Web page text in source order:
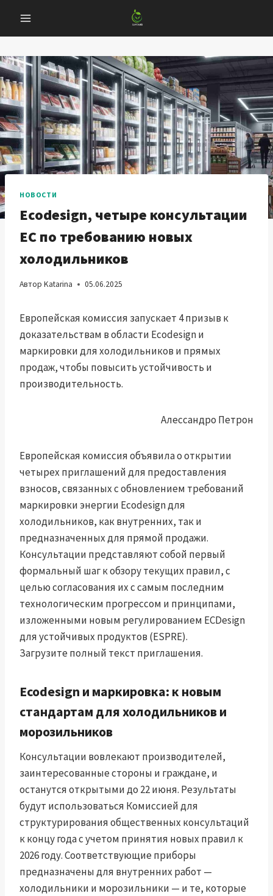
содержанию
НОВОСТИ
Ecodesign, четыре консультации
ЕС по требованию новых
холодильников
Автор Katarina 05.06.2025
Европейская комиссия запускает 4 призыв к
доказательствам в области Ecodesign и
маркировки для холодильников и прямых
продаж, чтобы повысить устойчивость и
производительность.
Алессандро Петрон
Европейская комиссия объявила о открытии
четырех приглашений для предоставления
взносов, связанных с обновлением требований
маркировки энергии Ecodesign для
холодильников, как внутренних, так и
предназначенных для прямой продажи.
Консультации представляют собой первый
формальный шаг к обзору текущих правил, с
целью согласования их с самым последним
технологическим прогрессом и принципами,
изложенными новым регулированием ECDesign
для устойчивых продуктов (ESPRE).
Загрузите полный текст приглашения.
Ecodesign и маркировка: к новым
стандартам для холодильников и
морозильников
Консультации вовлекают производителей,
заинтересованные стороны и граждане, и
останутся открытыми до 22 июня. Результаты
будут использоваться Комиссией для
структурирования общественных консультаций
к концу года с учетом принятия новых правил к
2026 году. Соответствующие приборы
предназначены для внутренних работ —
холодильники и морозильники — и те, которые